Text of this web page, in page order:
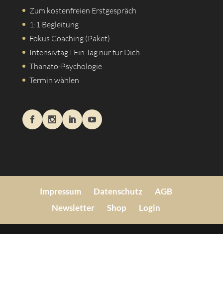
Zum kostenfreien Erstgespräch
1:1 Begleitung
Fokus Coaching (Paket)
Intensivtag I Ein Tag nur für Dich
Thanato-Psychologie
Termin wählen
Impressum Datenschutz
AGB
Newsletter
Shop Login